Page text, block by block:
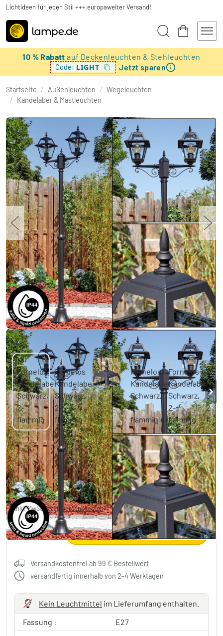
Lichtideen für jeden Stil +++ europaweiter Versand!
10 % Rabattauf Deckenleuchten & Stehleuchten
Code: LIGHT Jetzt sparen
Startseite / Außenleuchten / Wegeleuchten
/ Kandelaber & Mastleuchten
Fornelos Kandelaber Schwarz, 2-flammig
-78% 69,99 €
Sie sparen260,00 € UVP:329,99 €
inkl. MwSt., zzgl. Versandkosten
In den Warenkorb
Versandkostenfrei ab 99 € Bestellwert
versandfertig innerhalb von 2-4 Werktagen
Kein Leuchtmittel im Lieferumfang enthalten.
Fassung :
E27